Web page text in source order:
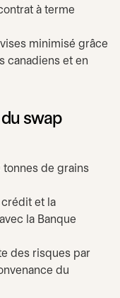
à terme
minimisé grâce
canadiens et en
du swap
tonnes de grains
et la
la Banque
des risques par
du